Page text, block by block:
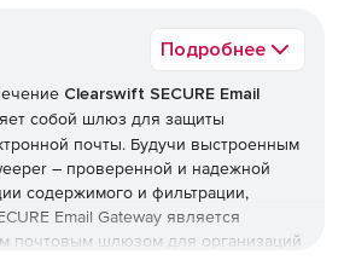
Подробнее
Clearswift SECURE Email
собой шлюз для защиты
почты. Будучи выстроенным
– проверенной и надежной
содержимого и фильтрации,
Email Gateway является
почтовым шлюзом для организаций